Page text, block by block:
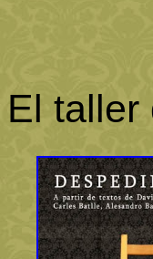
El taller